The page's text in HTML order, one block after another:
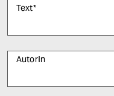
Text*
AutorIn